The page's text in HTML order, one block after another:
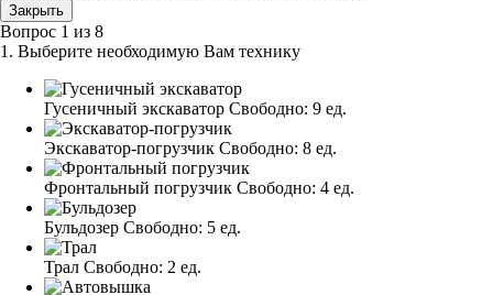
Закрыть
Вопрос 1 из 8
1. Выберите необходимую Вам технику
Гусеничный экскаватор Свободно: 9 ед.
Экскаватор-погрузчик Свободно: 8 ед.
Фронтальный погрузчик Свободно: 4 ед.
Бульдозер Свободно: 5 ед.
Трал Свободно: 2 ед.